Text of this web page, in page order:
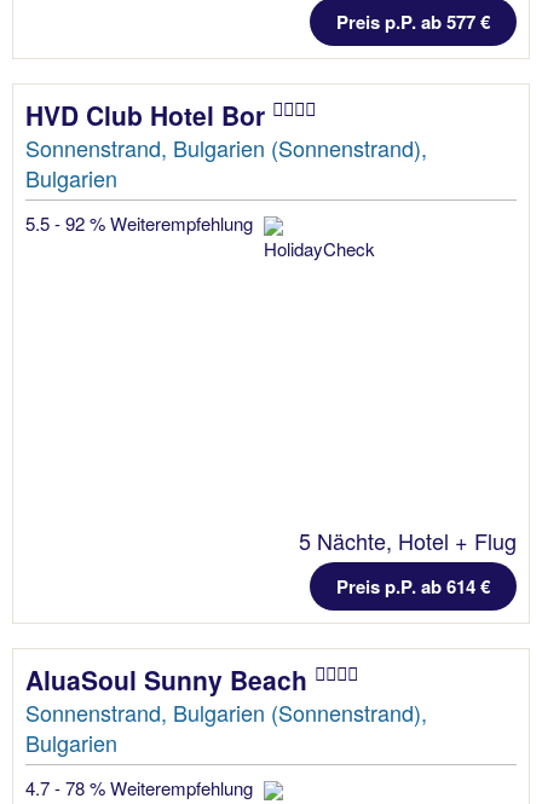
Preis p.P. ab 577 €
HVD Club Hotel Bor
Sonnenstrand, Bulgarien (Sonnenstrand),
Bulgarien
5.5 - 92 % Weiterempfehlung
5 Nächte, Hotel + Flug
Preis p.P. ab 614 €
AluaSoul Sunny Beach
Sonnenstrand, Bulgarien (Sonnenstrand),
Bulgarien
4.7 - 78 % Weiterempfehlung